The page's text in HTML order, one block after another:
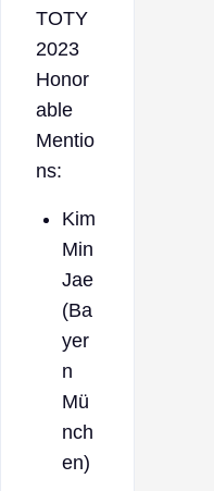
TOTY
2023
Honor
able
Mentio
ns:
Kim
Min
Jae
(Ba
yer
n
Mü
nch
en)